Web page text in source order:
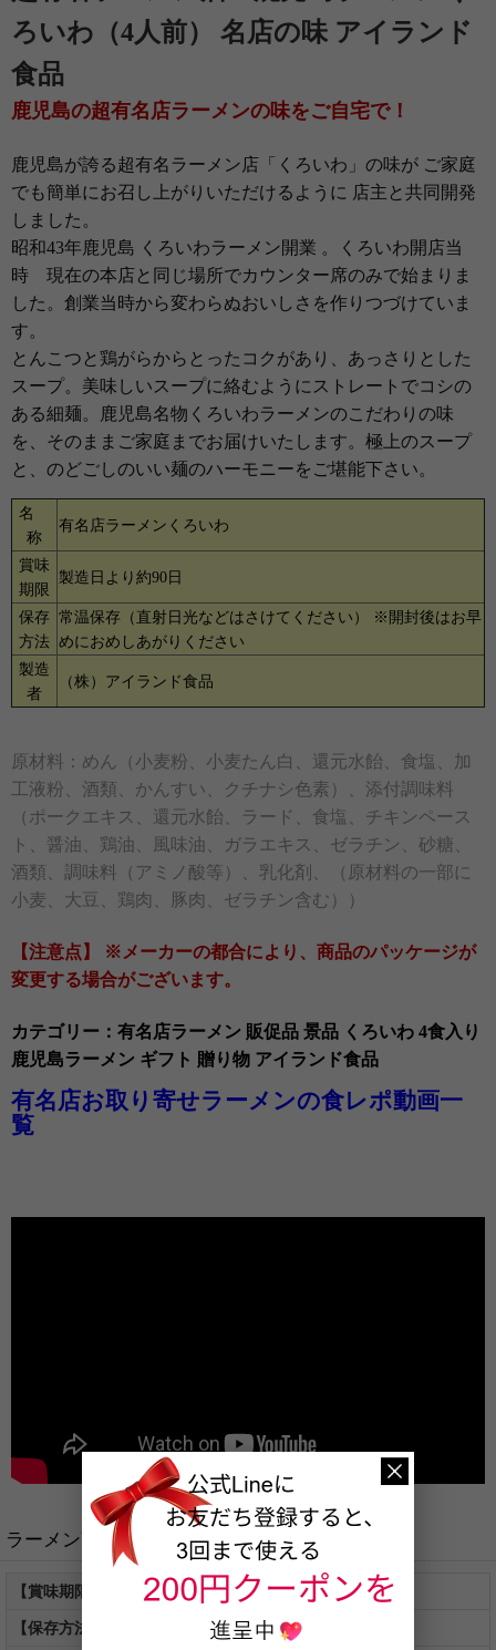
ろいわ（4人前） 名店の味 アイランド
食品
鹿児島の超有名店ラーメンの味をご自宅で！
鹿児島が誇る超有名ラーメン店「くろいわ」の味が ご家庭
でも簡単にお召し上がりいただけるように 店主と共同開発
しました。
昭和43年鹿児島 くろいわラーメン開業 。くろいわ開店当
時 現在の本店と同じ場所でカウンター席のみで始まりま
した。創業当時から変わらぬおいしさを作りつづけていま
す。
とんこつと鶏がらからとったコクがあり、あっさりとした
スープ。美味しいスープに絡むようにストレートでコシの
ある細麺。鹿児島名物くろいわラーメンのこだわりの味
を、そのままご家庭までお届けいたします。極上のスープ
と、のどごしのいい麺のハーモニーをご堪能下さい。
名
称
有名店ラーメンくろいわ
賞味
期限
製造日より約90日
保存
方法
常温保存（直射日光などはさけてください） ※開封後はお早
めにおめしあがりください
製造
者
（株）アイランド食品
原材料：めん（小麦粉、小麦たん白、還元水飴、食塩、加
工液粉、酒類、かんすい、クチナシ色素）、添付調味料
（ポークエキス、還元水飴、ラード、食塩、チキンペース
ト、醤油、鶏油、風味油、ガラエキス、ゼラチン、砂糖、
酒類、調味料（アミノ酸等）、乳化剤、（原材料の一部に
小麦、大豆、鶏肉、豚肉、ゼラチン含む））
【注意点】 ※メーカーの都合により、商品のパッケージが
変更する場合がございます。
カテゴリー：有名店ラーメン 販促品 景品 くろいわ 4食入り
鹿児島ラーメン ギフト 贈り物 アイランド食品
有名店お取り寄せラーメンの食レポ動画一
覧
ラーメン商品仕様
【賞味期限】
---
【保存方法】
常温保存